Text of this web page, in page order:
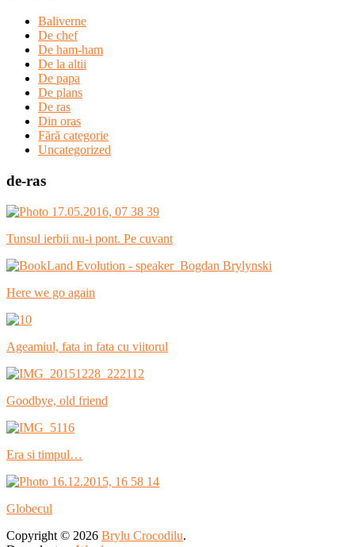
Baliverne
De chef
De ham-ham
De la altii
De papa
De plans
De ras
Din oras
Fără categorie
Uncategorized
de-ras
Tunsul ierbii nu-i pont. Pe cuvant
Here we go again
Ageamiul, fata in fata cu viitorul
Goodbye, old friend
Era si timpul…
Globecul
Copyright © 2026 Brylu Crocodilu.